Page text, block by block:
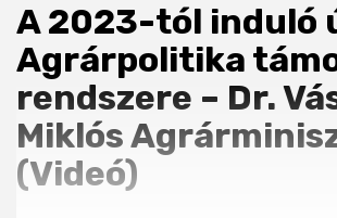
A 2023-tól induló
Agrárpolitika
rendszere – Dr.
Miklós
(Videó)